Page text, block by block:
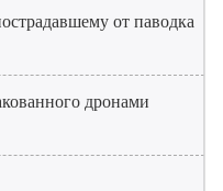
от паводка
дронами